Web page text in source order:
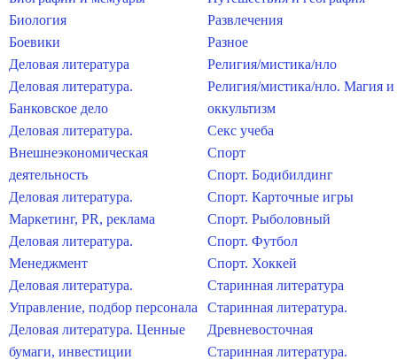
Биология
Боевики
Деловая литература
Деловая литература.
Банковское дело
Деловая литература.
Внешнеэкономическая
деятельность
Деловая литература.
Маркетинг, PR, реклама
Деловая литература.
Менеджмент
Деловая литература.
Управление, подбор персонала
Деловая литература. Ценные
бумаги, инвестиции
Развлечения
Разное
Религия/мистика/нло
Религия/мистика/нло. Магия и
оккультизм
Секс учеба
Спорт
Спорт. Бодибилдинг
Спорт. Карточные игры
Спорт. Рыболовный
Спорт. Футбол
Спорт. Хоккей
Старинная литература
Старинная литература.
Древневосточная
Старинная литература.